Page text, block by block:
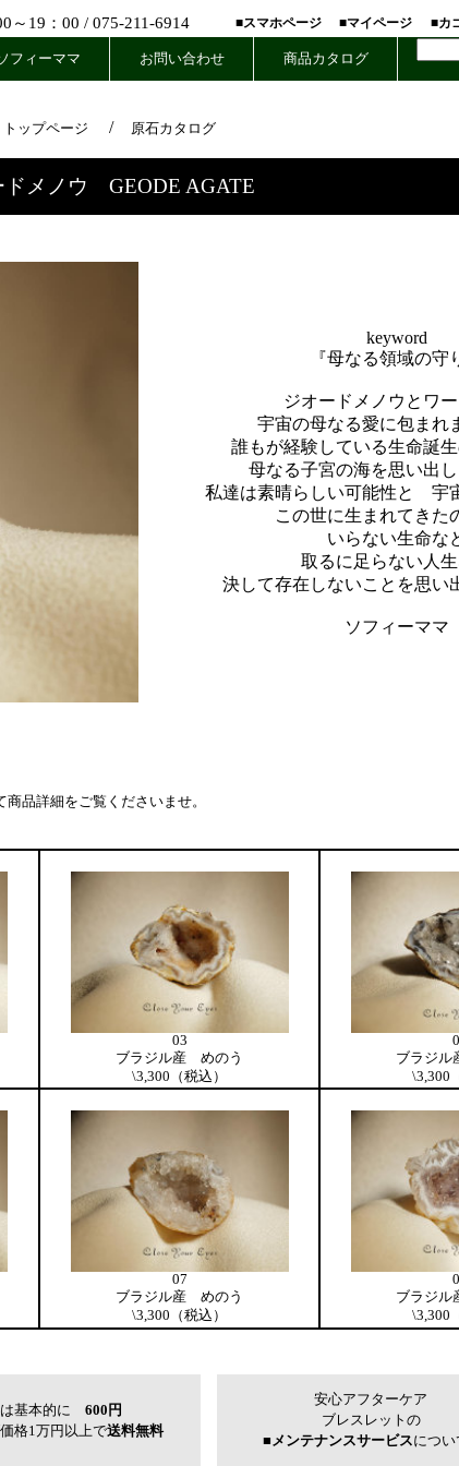
～19：00 / 075-211-6914 ■スマホページ ■マイページ ■カ
フィーママ お問い合わせ 商品カタログ
ップページ / 原石カタログ
メノウ GEODE AGATE
keyword
『母なる領域の守
ジオードメノウとワ
宇宙の母なる愛に包まれ
誰もが経験している生命誕
母なる子宮の海を思い出し
私達は素晴らしい可能性と 宇
この世に生まれてきた
いらない生命な
取るに足らない人
決して存在しないことを思い
ソフィーママ
品詳細をご覧くださいませ。
03
ブラジル産 めのう
\3,300（税込）
ブラジ
\3,300
07
ブラジル産 めのう
\3,300（税込）
ブラジ
\3,300